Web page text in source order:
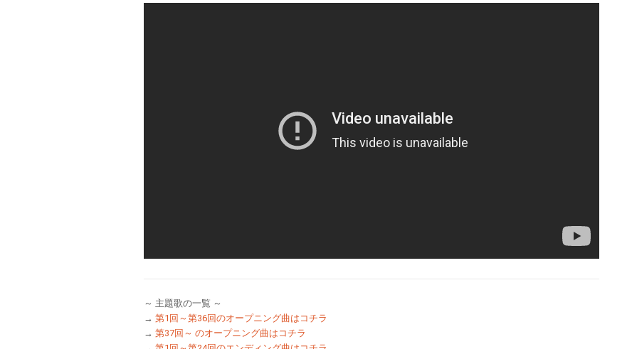
～ 主題歌の一覧 ～
→ 第1回～第36回のオープニング曲はコチラ
→ 第37回～ のオープニング曲はコチラ